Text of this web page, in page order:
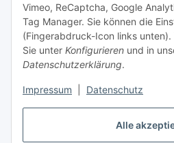
Alle
Vimeo, ReCaptcha, Google
Tag Manager. Sie können die
(Fingerabdruck-Icon links unten).
Sie unter Konfigurieren und in
Datenschutzerklärung.
Impressum Datenschutz